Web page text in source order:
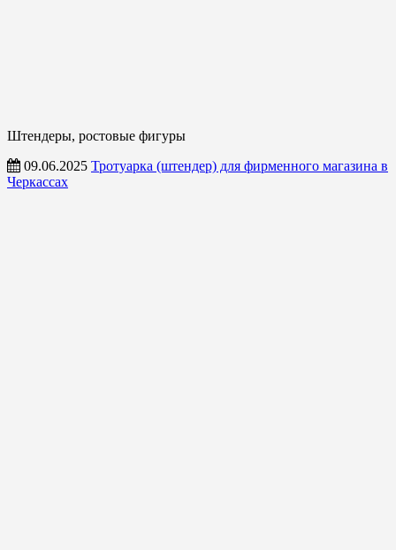
Штендеры, ростовые фигуры
09.06.2025 Тротуарка (штендер) для фирменного магазина в
Черкассах